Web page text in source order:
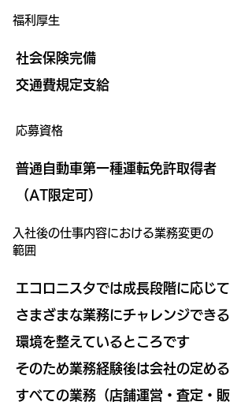
​福利厚生
社会保険完備
交通費規定支給
応募資格
普通自動車第一種運転免許取得者
（AT限定可）
入社後の仕事内容における業務変更の
範囲
エコロニスタでは成長段階に応じて
さまざまな業務にチャレンジできる
環境を整えているところです
そのため業務経験後は会社の定める
すべての業務（店舗運営・査定・販